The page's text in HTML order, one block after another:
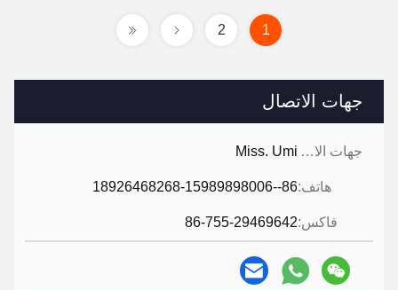
جهات الاتصال
جهات الاتصال: Miss. Umi
هاتف:86--18926468268-15989898006
فاكس:86-755-29469642
1
2